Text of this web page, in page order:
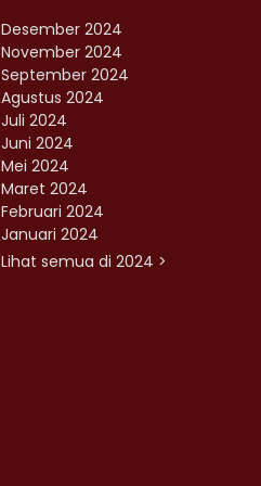
Desember 2024
November 2024
September 2024
Agustus 2024
Juli 2024
Juni 2024
Mei 2024
Maret 2024
Februari 2024
Januari 2024
Lihat semua di 2024 >